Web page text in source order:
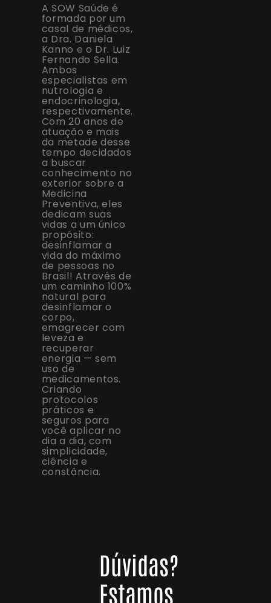
A SOW Saúde é
formada por um
casal de médicos,
a Dra. Daniela
Kanno e o Dr. Luiz
Fernando Sella.
Ambos
especialistas em
nutrologia e
endocrinologia,
respectivamente.
Com 20 anos de
atuação e mais
da metade desse
tempo decidados
a buscar
conhecimento no
exterior sobre a
Medicina
Preventiva, eles
dedicam suas
vidas a um único
propósito:
desinflamar a
vida do máximo
de pessoas no
Brasil! Através de
um caminho 100%
natural para
desinflamar o
corpo,
emagrecer com
leveza e
recuperar
energia — sem
uso de
medicamentos.
Criando
protocolos
práticos e
seguros para
você aplicar no
dia a dia, com
simplicidade,
ciência e
constância.
Dúvidas?
Estamos